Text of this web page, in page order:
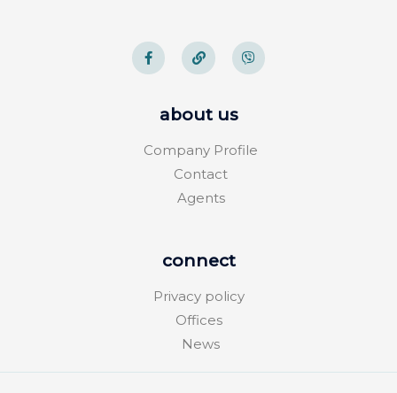
about us
Company Profile
Contact
Agents
connect
Privacy policy
Offices
News